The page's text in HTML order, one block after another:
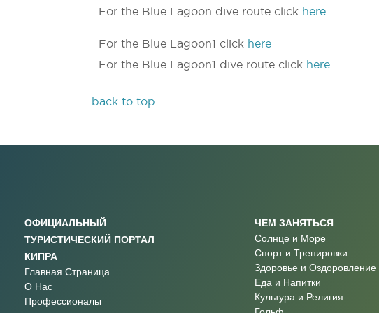
For the Blue Lagoon dive route click here
For the Blue Lagoon1 click here
For the Blue Lagoon1 dive route click here
back to top
ОФИЦИАЛЬНЫЙ
ТУРИСТИЧЕСКИЙ ПОРТАЛ
КИПРА
Главная Страница
О Нас
Профессионалы
ЧЕМ ЗАНЯТЬСЯ
Солнце и Море
Спорт и Тренировки
Здоровье и Оздоровление
Еда и Напитки
Культура и Религия